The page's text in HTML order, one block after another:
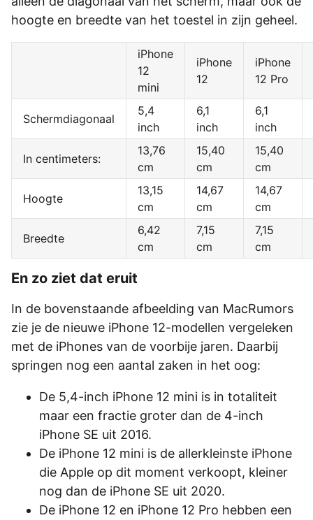
hoogte en breedte van het toestel in zijn geheel.
iPhone
12
mini
iPhone
12
iPhone
12 Pro
Schermdiagonaal
5,4
inch
6,1
inch
6,1
inch
In centimeters:
13,76
cm
15,40
cm
15,40
cm
Hoogte
13,15
cm
14,67
cm
14,67
cm
Breedte
6,42
cm
7,15
cm
7,15
cm
En zo ziet dat eruit
In de bovenstaande afbeelding van MacRumors
zie je de nieuwe iPhone 12-modellen vergeleken
met de iPhones van de voorbije jaren. Daarbij
springen nog een aantal zaken in het oog:
De 5,4-inch iPhone 12 mini is in totaliteit
maar een fractie groter dan de 4-inch
iPhone SE uit 2016.
De iPhone 12 mini is de allerkleinste iPhone
die Apple op dit moment verkoopt, kleiner
nog dan de iPhone SE uit 2020.
De iPhone 12 en iPhone 12 Pro hebben een